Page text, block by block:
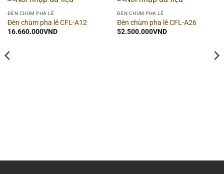
ĐÈN CHÙM PHA LÊ
Đèn chùm pha lê CFL-A12
16.660.000VND
ĐÈN CHÙM PHA LÊ
Đèn chùm pha lê CFL-A26
52.500.000VND